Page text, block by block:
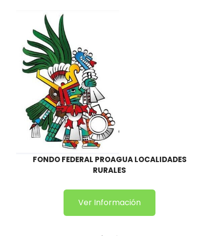
FONDO FEDERAL PROAGUA LOCALIDADES
RURALES
Ver Información